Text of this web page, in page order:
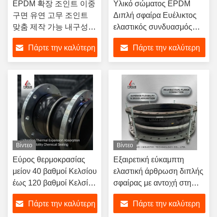
EPDM 확장 조인트 이중
구면 유연 고무 조인트
맞춤 제작 가능 내구성
산업용
Πάρτε την καλύτερη
Υλικό σώματος EPDM
Διπλή σφαίρα Ευέλικτος
ελαστικός συνδυασμός
από καουτσούκ
σχεδιασμένος με φτερωτά
άκρα που εξασφαλίζουν τη
σφραγίδα και την ευελιξία
στα συστήματα μεταφοράς
υγρών
Πάρτε την καλύτερη
Βίντεο
Εύρος θερμοκρασίας
μείον 40 βαθμοί Κελσίου
έως 120 βαθμοί Κελσίου
Διπλή σφαιρική
εύκαμπτη σύνδεση από
Πάρτε την καλύτερη
Βίντεο
Εξαιρετική εύκαμπτη
ελαστική άρθρωση διπλής
σφαίρας με αντοχή στη
διάβρωση και δυνατότητα
αξονικής κίνησης
Πάρτε την καλύτερη